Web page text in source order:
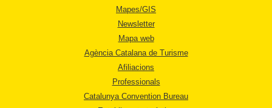
Mapes/GIS
Newsletter
Mapa web
Agència Catalana de Turisme
Afiliacions
Professionals
Catalunya Convention Bureau